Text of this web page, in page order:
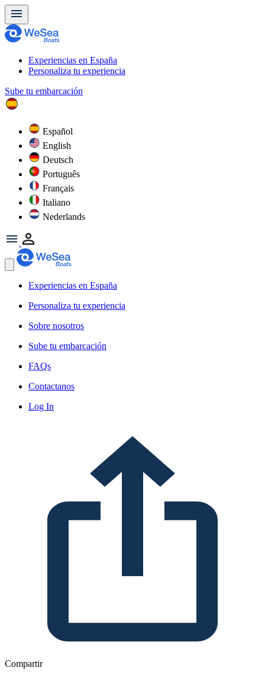
Experiencias en España
Personaliza tu experiencia
Sube tu embarcación
Español
English
Deutsch
Português
Français
Italiano
Nederlands
Experiencias en España
Personaliza tu experiencia
Sobre nosotros
Sube tu embarcación
FAQs
Contactanos
Log In
Compartir